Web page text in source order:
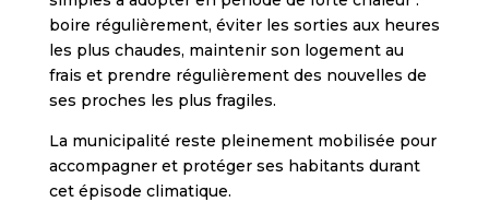
boire régulièrement, éviter les sorties aux heures
les plus chaudes, maintenir son logement au
frais et prendre régulièrement des nouvelles de
ses proches les plus fragiles.
La municipalité reste pleinement mobilisée pour
accompagner et protéger ses habitants durant
cet épisode climatique.